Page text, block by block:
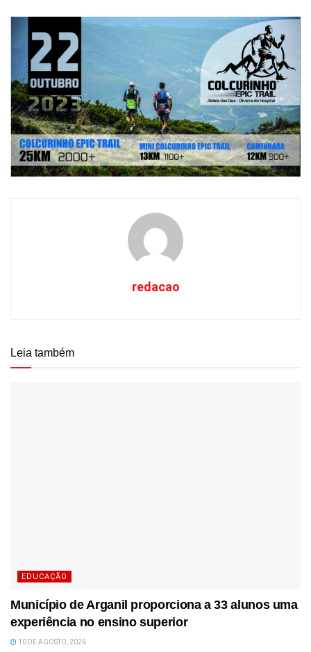
redacao
Leia também
EDUCAÇÃO
Município de Arganil proporciona a 33 alunos uma
experiência no ensino superior
10 DE AGOSTO, 2026